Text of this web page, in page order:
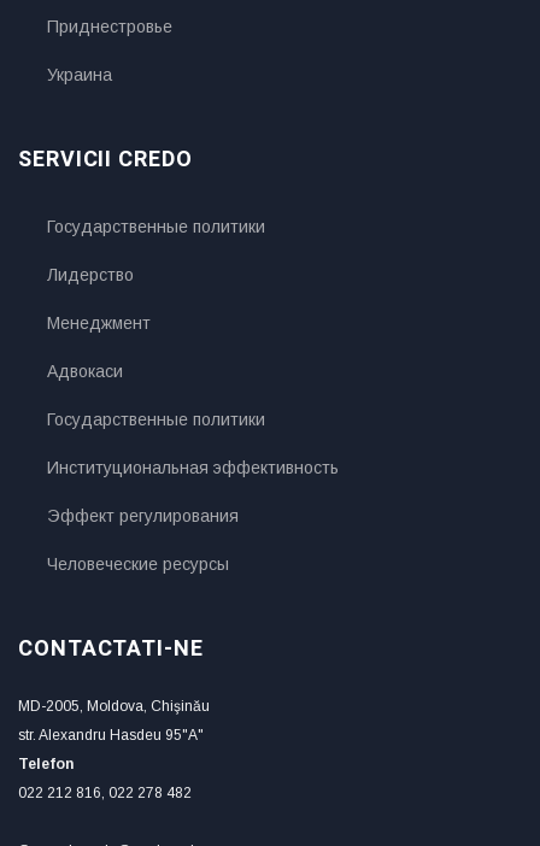
Приднестровье
Украина
SERVICII CREDO
Государственные политики
Лидерство
Менеджмент
Адвокаси
Государственные политики
Институциональная эффективность
Эффект регулирования
Человеческие ресурсы
CONTACTATI-NE
MD-2005, Moldova, Chişinău
str. Alexandru Hasdeu 95"A"
Telefon
022 212 816, 022 278 482